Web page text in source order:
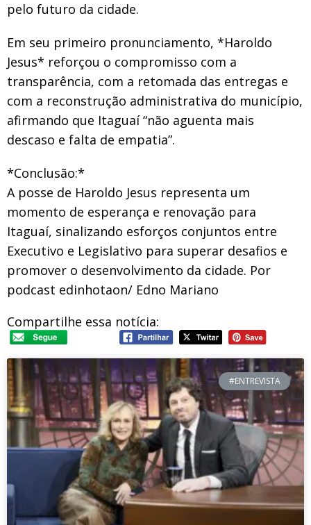
pelo futuro da cidade.
Em seu primeiro pronunciamento, *Haroldo
Jesus* reforçou o compromisso com a
transparência, com a retomada das entregas e
com a reconstrução administrativa do município,
afirmando que Itaguaí “não aguenta mais
descaso e falta de empatia”.
*Conclusão:*
A posse de Haroldo Jesus representa um
momento de esperança e renovação para
Itaguaí, sinalizando esforços conjuntos entre
Executivo e Legislativo para superar desafios e
promover o desenvolvimento da cidade. Por
podcast edinhotaon/ Edno Mariano
Compartilhe essa notícia:
#ENTREVISTA